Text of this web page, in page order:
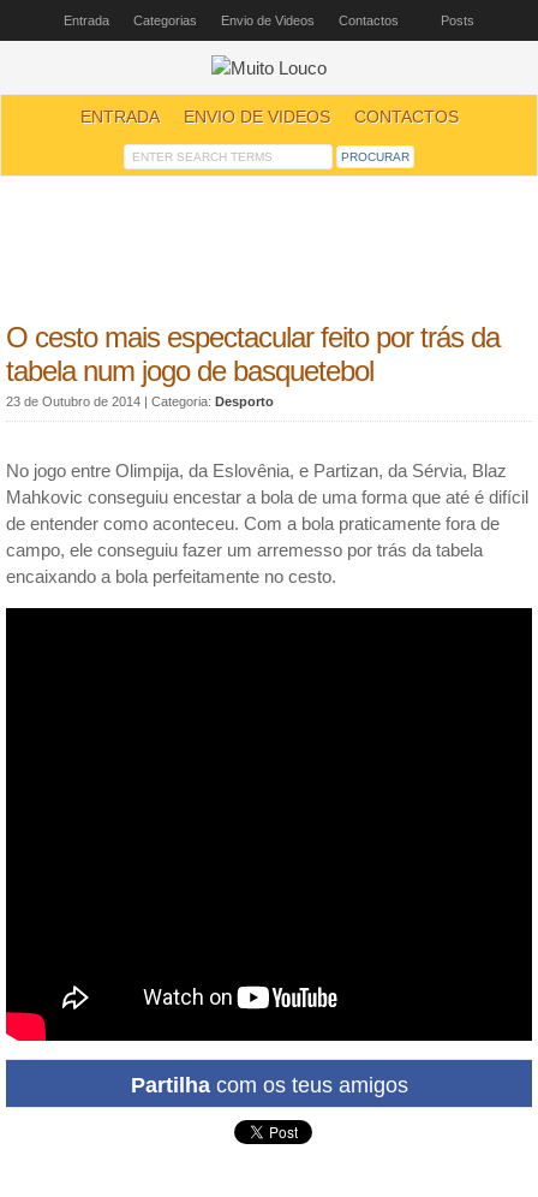
Entrada Categorias Envio de Videos Contactos Posts
ENTRADA ENVIO DE VIDEOS CONTACTOS
O cesto mais espectacular feito por trás da
tabela num jogo de basquetebol
23 de Outubro de 2014 | Categoria: Desporto
No jogo entre Olimpija, da Eslovênia, e Partizan, da Sérvia, Blaz
Mahkovic conseguiu encestar a bola de uma forma que até é difícil
de entender como aconteceu. Com a bola praticamente fora de
campo, ele conseguiu fazer um arremesso por trás da tabela
encaixando a bola perfeitamente no cesto.
Partilhacom os teus amigos